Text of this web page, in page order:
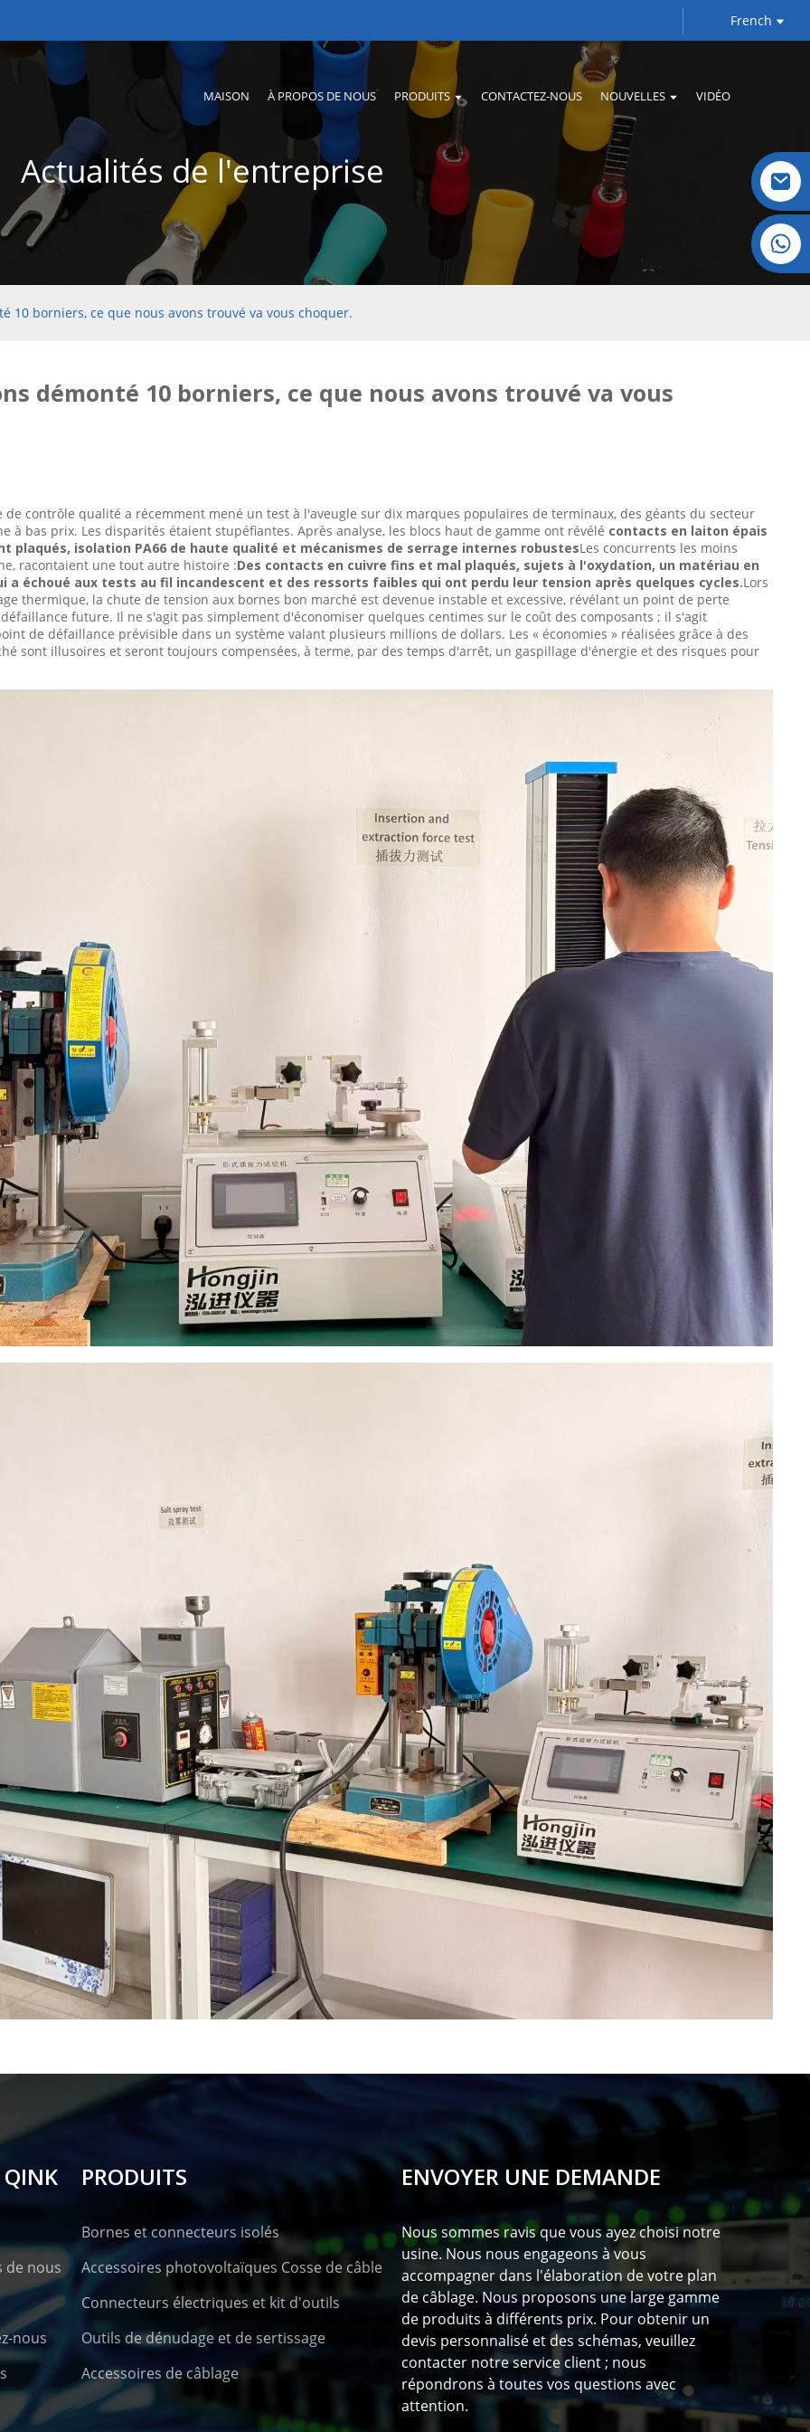
French
MAISON À PROPOS DE NOUS PRODUITS CONTACTEZ-NOUS NOUVELLES VIDÉO
Cristal : +86 19032081821
Actualités de l'entreprise
10 borniers, ce que nous avons trouvé va vous choquer.
démonté 10 borniers, ce que nous avons trouvé va vous
de contrôle qualité a récemment mené un test à l'aveugle sur dix marques populaires de terminaux, des géants du secteur
à bas prix. Les disparités étaient stupéfiantes. Après analyse, les blocs haut de gamme ont révélé contacts en laiton épais
plaqués, isolation PA66 de haute qualité et mécanismes de serrage internes robustesLes concurrents les moins
racontaient une tout autre histoire :Des contacts en cuivre fins et mal plaqués, sujets à l'oxydation, un matériau en
a échoué aux tests au fil incandescent et des ressorts faibles qui ont perdu leur tension après quelques cycles.Lors
thermique, la chute de tension aux bornes bon marché est devenue instable et excessive, révélant un point de perte
future. Il ne s'agit pas simplement d'économiser quelques centimes sur le coût des composants ; il s'agit
de défaillance prévisible dans un système valant plusieurs millions de dollars. Les « économies » réalisées grâce à des
sont illusoires et seront toujours compensées, à terme, par des temps d'arrêt, un gaspillage d'énergie et des risques pour
QINK
de nous
nous
PRODUITS
Bornes et connecteurs isolés
Accessoires photovoltaïques Cosse de câble
Connecteurs électriques et kit d'outils
Outils de dénudage et de sertissage
Accessoires de câblage
ENVOYER UNE DEMANDE
Nous sommes ravis que vous ayez choisi notre
usine. Nous nous engageons à vous
accompagner dans l'élaboration de votre plan
de câblage. Nous proposons une large gamme
de produits à différents prix. Pour obtenir un
devis personnalisé et des schémas, veuillez
contacter notre service client ; nous
répondrons à toutes vos questions avec
attention.